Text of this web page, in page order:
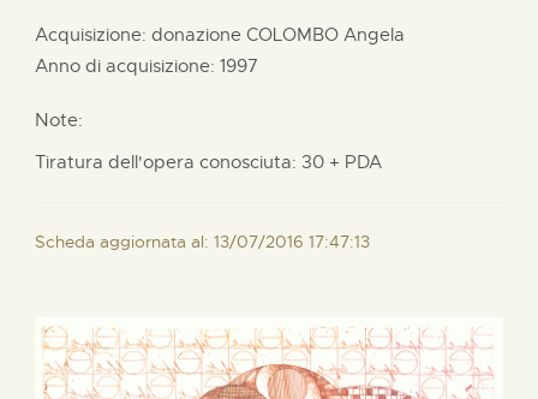
Acquisizione: donazione COLOMBO Angela
Anno di acquisizione: 1997
Note:
Tiratura dell'opera conosciuta: 30 + PDA
Scheda aggiornata al: 13/07/2016 17:47:13